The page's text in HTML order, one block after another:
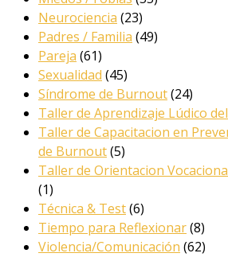
Neurociencia (23)
Padres / Familia (49)
Pareja (61)
Sexualidad (45)
Síndrome de Burnout(24)
Taller de Aprendizaje Lúdico
Taller de Capacitacion en
de Burnout(5)
Taller de Orientacion
(1)
Técnica & Test(6)
Tiempo para Reflexionar(8)
Violencia/Comunicación (62)